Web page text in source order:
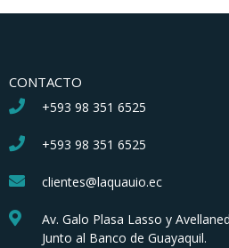
CONTACTO
+593 98 351 6525
+593 98 351 6525
clientes@laquauio.ec
Av. Galo Plasa Lasso y
Junto al Banco de Guayaquil.